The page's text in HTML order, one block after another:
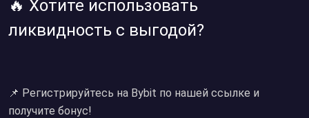
🔥 Хотите использовать
ликвидность с выгодой?
📌 Регистрируйтесь на Bybit по нашей ссылке и
получите бонус!